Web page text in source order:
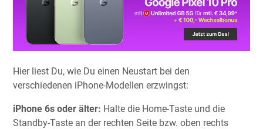
Hier liest Du, wie Du einen Neustart bei den
verschiedenen iPhone-Modellen erzwingst:
iPhone 6s oder älter: Halte die Home-Taste und die
Standby-Taste an der rechten Seite bzw. oben rechts